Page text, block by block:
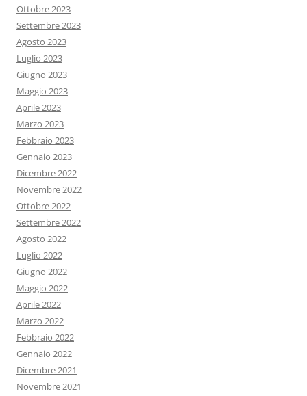
Ottobre 2023
Settembre 2023
Agosto 2023
Luglio 2023
Giugno 2023
Maggio 2023
Aprile 2023
Marzo 2023
Febbraio 2023
Gennaio 2023
Dicembre 2022
Novembre 2022
Ottobre 2022
Settembre 2022
Agosto 2022
Luglio 2022
Giugno 2022
Maggio 2022
Aprile 2022
Marzo 2022
Febbraio 2022
Gennaio 2022
Dicembre 2021
Novembre 2021